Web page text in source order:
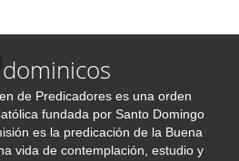
dominicos
de Predicadores es una orden
fundada por Santo Domingo
es la predicación de la Buena
vida de contemplación, estudio y